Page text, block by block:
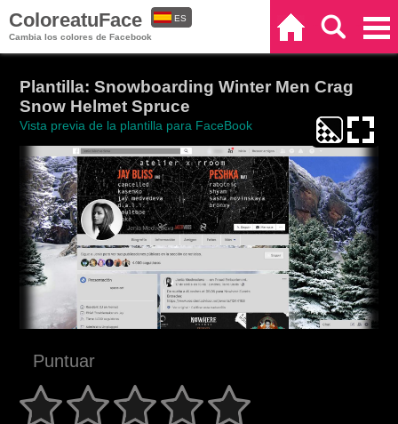
ColoreatuFace
Cambia los colores de Facebook
ES
Plantilla: Snowboarding Winter Men Crag
Snow Helmet Spruce
Vista previa de la plantilla para FaceBook
Puntuar